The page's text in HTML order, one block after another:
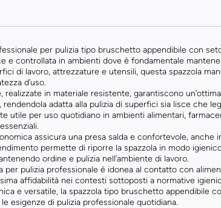
per pulizia tipo bruschetto appendibile con
e controllata in ambienti dove è fondamentale
di lavoro, attrezzature e utensili, questa spazzola
d’uso.
realizzate in materiale resistente, garantiscono
rendendola adatta alla pulizia di superfici sia lisce che
utile per uso quotidiano in ambienti alimentari,
assicura una presa salda e confortevole, anche
permette di riporre la spazzola in modo
ordine e pulizia nell’ambiente di lavoro.
per pulizia professionale è idonea al contatto con
affidabilità nei contesti sottoposti a normative
e versatile, la spazzola tipo bruschetto appendibile
esigenze di pulizia professionale quotidiana.